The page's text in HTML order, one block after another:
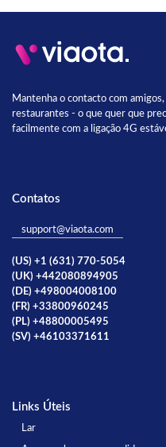
Mantenha o contacto com
restaurantes - o que quer que
facilmente com a ligação 4G
Contatos
support@viaota.com
(US) +1 (631) 770-5054
(UK) +442080894905
(DE) +498004008100
(FR) +33800960245
(PL) +48800005495
(SV) +46103371611
Links Úteis
Lar